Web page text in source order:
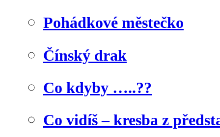
Pohádkové městečko
Čínský drak
Co kdyby …..??
Co vidíš – kresba z